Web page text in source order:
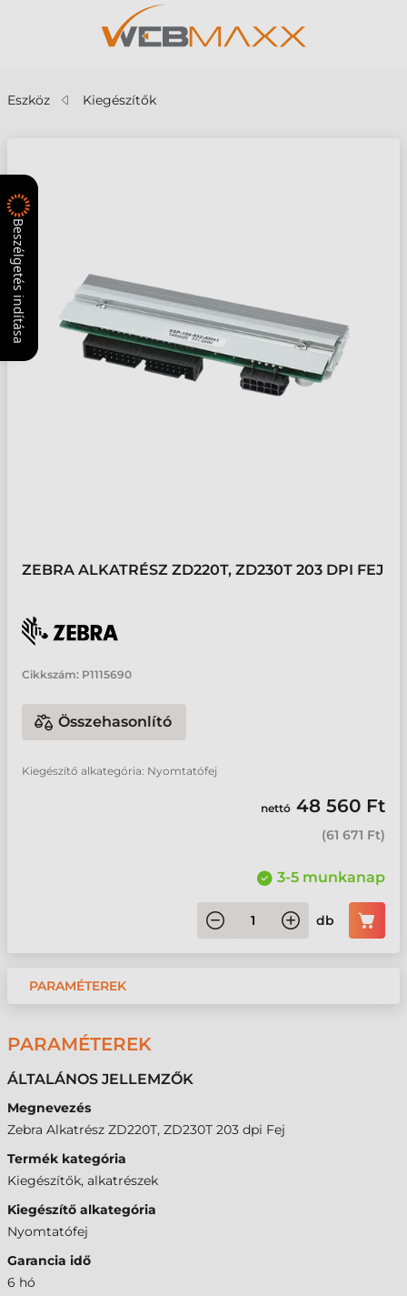
Eszköz Kiegészítők
ZEBRA ALKATRÉSZ ZD220T, ZD230T 203 DPI FEJ
Cikkszám: P1115690
Összehasonlító
Kiegészítő alkategória: Nyomtatófej
nettó 48 560 Ft
(61 671 Ft)
3-5 munkanap
db
PARAMÉTEREK
PARAMÉTEREK
ÁLTALÁNOS JELLEMZŐK
Megnevezés
Zebra Alkatrész ZD220T, ZD230T 203 dpi Fej
Termék kategória
Kiegészítők, alkatrészek
Kiegészítő alkategória
Nyomtatófej
Garancia idő
6 hó
Beszélgetés indítása